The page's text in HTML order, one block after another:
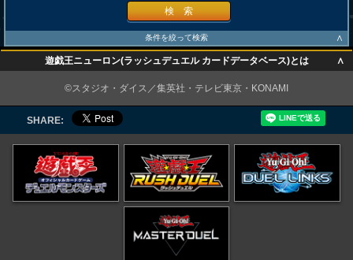
検 索
条件を絞って検索 ∧
遊戯王ニューロン(ラッシュデュエル カードデータベース)とは ∧
©スタジオ・ダイス／集英社・テレビ東京・KONAMI
SHARE: